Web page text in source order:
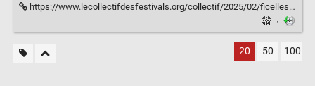
https://www.lecollectifdesfestivals.org/collectif/2025/02/ficelles-construire-sa-page-web-comment-venir-au-festival/
·
20 50 100